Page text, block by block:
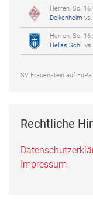
Herren, So.
Delkenheim vs.
Herren, So.
Hellas Schi. vs.
SV Frauenstein auf FuPa
Rechtliche
Impressum